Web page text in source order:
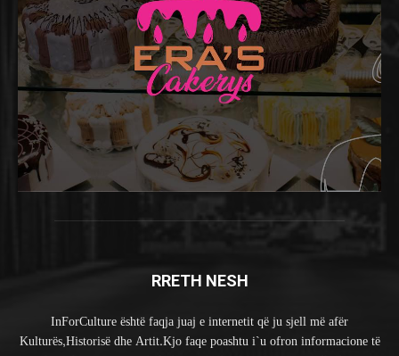
RRETH NESH
InForCulture është faqja juaj e internetit që ju sjell më afër
Kulturës,Historisë dhe Artit.Kjo faqe poashtu i`u ofron informacione të